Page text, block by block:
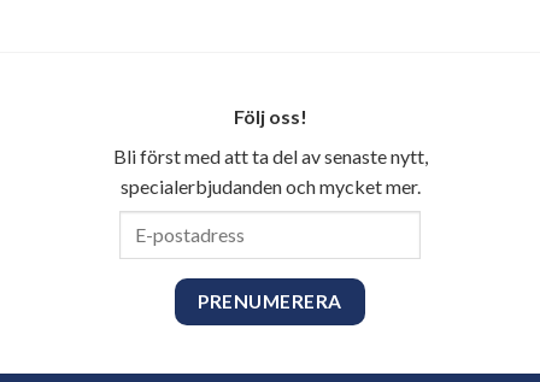
Följ oss!
Bli först med att ta del av senaste nytt,
specialerbjudanden och mycket mer.